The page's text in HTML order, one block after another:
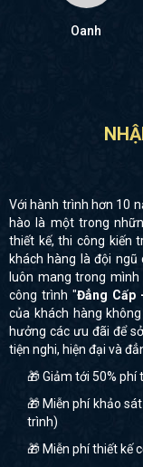
Oanh
Với hành trình hơn 10
hào là một trong
thiết kế, thi công kiến
khách hàng là đội ngũ
luôn mang trong mình
công trình "Đẳng Cấp
của khách hàng
hưởng các ưu đãi để
tiện nghi, hiện đại và
🎁 Giảm tới 50% phí
🎁 Miễn phí khảo
trình)
🎁 Miễn phí thiết kế